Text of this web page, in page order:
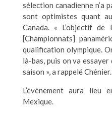
sélection canadienne n’a
sont optimistes quant
Canada. « L’objectif de
[Championnats]
qualification olympique.
là-bas, puis on va
saison », a rappelé Chénier.
L’événement aura lieu
Mexique.